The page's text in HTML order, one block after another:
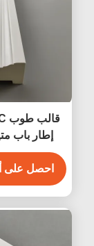
إطار باب
للعوامل
احصل على